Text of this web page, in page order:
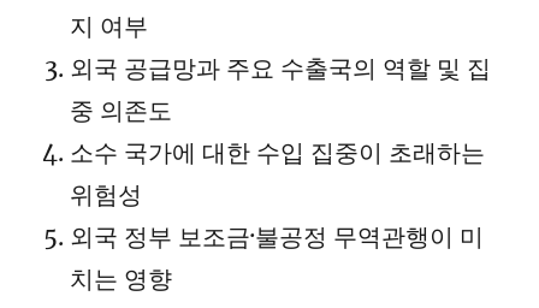
지 여부
외국 공급망과 주요 수출국의 역할 및 집
중 의존도
소수 국가에 대한 수입 집중이 초래하는
위험성
외국 정부 보조금·불공정 무역관행이 미
치는 영향